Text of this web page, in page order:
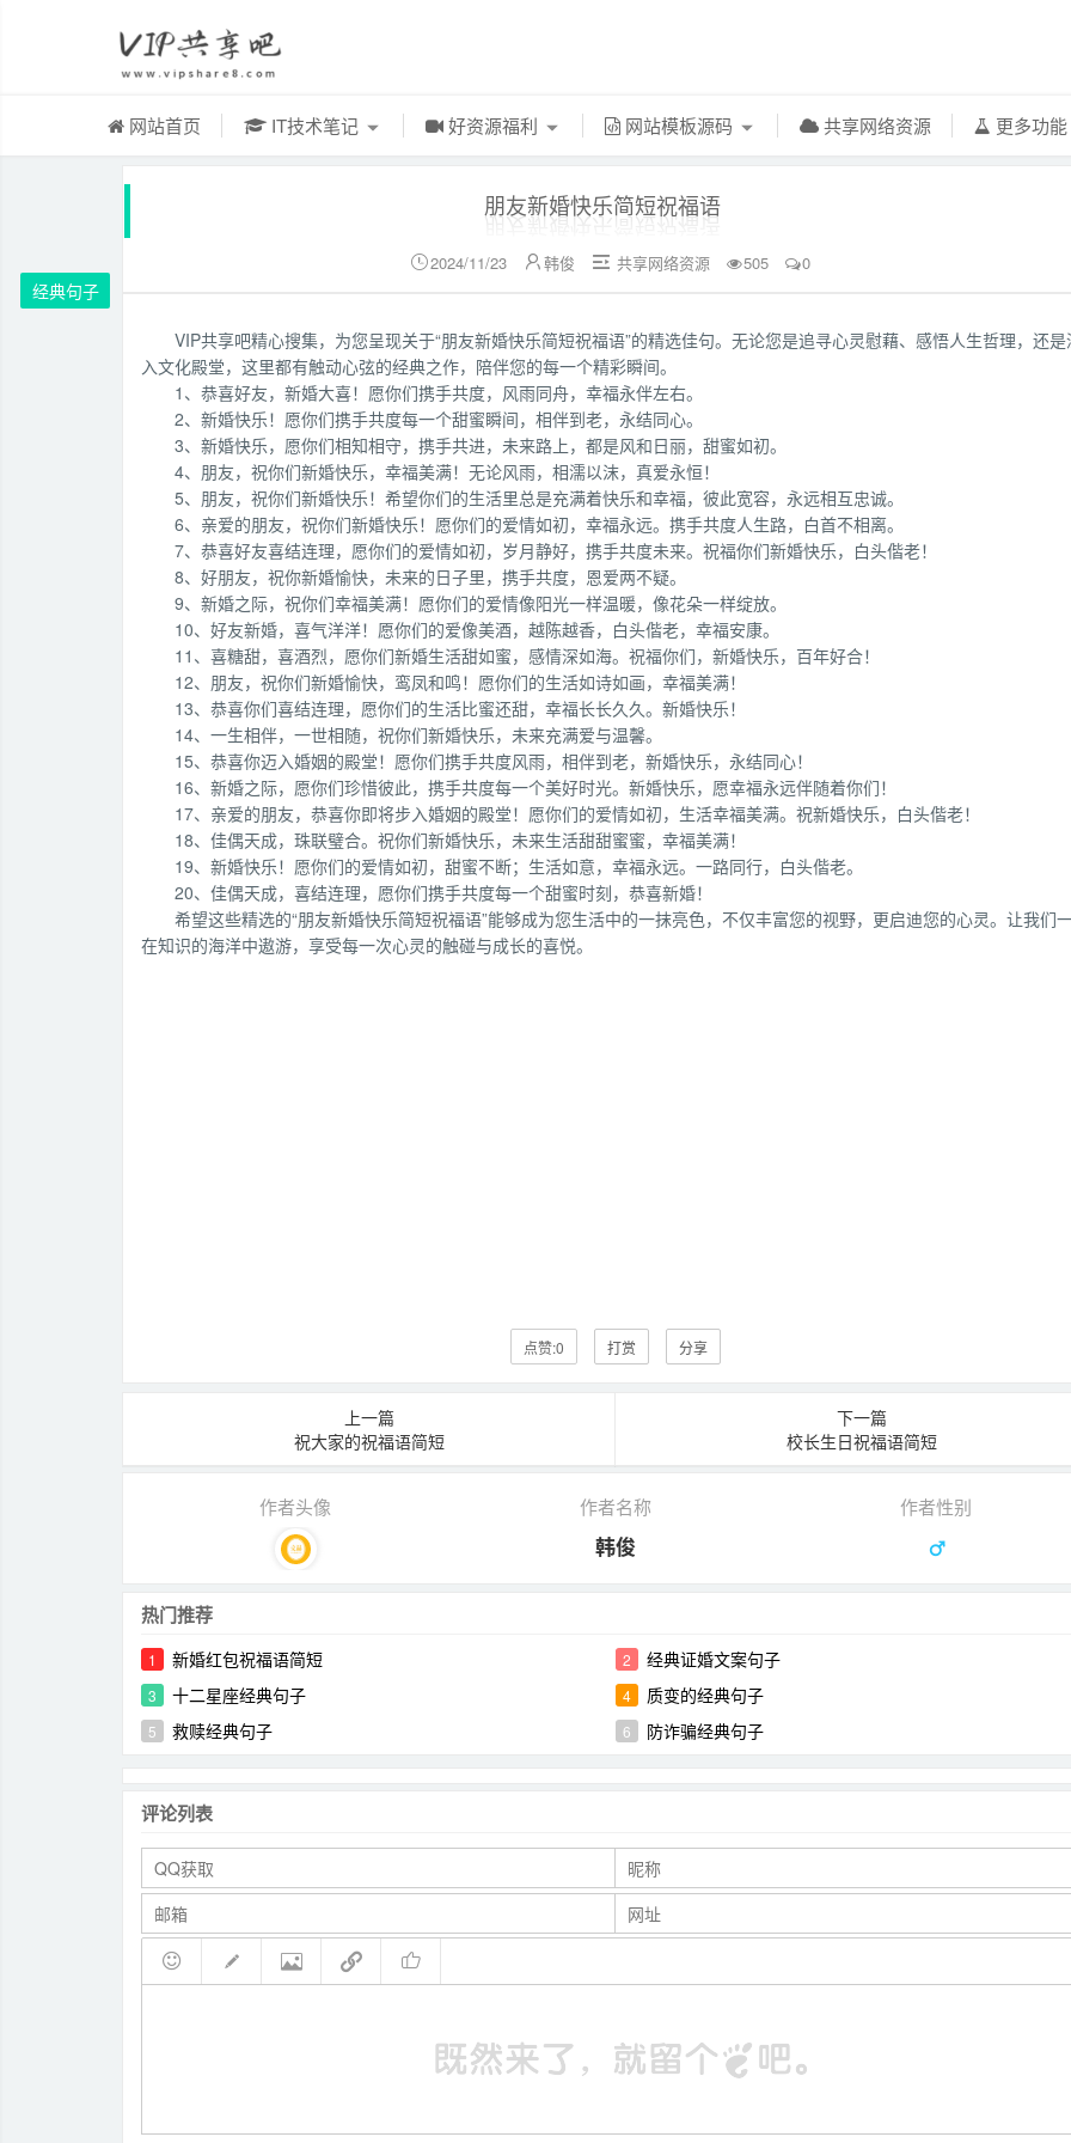
网站首页 IT技术笔记 好资源福利 网站模板源码 共享网络资源 更多功能
经典句子
朋友新婚快乐简短祝福语
2024/11/23 韩俊  共享网络资源 505 0
VIP共享吧精心搜集，为您呈现关于“朋友新婚快乐简短祝福语”的精选佳句。无论您是追寻心灵慰藉、感悟人生哲理，还是
入文化殿堂，这里都有触动心弦的经典之作，陪伴您的每一个精彩瞬间。
1、恭喜好友，新婚大喜！愿你们携手共度，风雨同舟，幸福永伴左右。
2、新婚快乐！愿你们携手共度每一个甜蜜瞬间，相伴到老，永结同心。
3、新婚快乐，愿你们相知相守，携手共进，未来路上，都是风和日丽，甜蜜如初。
4、朋友，祝你们新婚快乐，幸福美满！无论风雨，相濡以沫，真爱永恒！
5、朋友，祝你们新婚快乐！希望你们的生活里总是充满着快乐和幸福，彼此宽容，永远相互忠诚。
6、亲爱的朋友，祝你们新婚快乐！愿你们的爱情如初，幸福永远。携手共度人生路，白首不相离。
7、恭喜好友喜结连理，愿你们的爱情如初，岁月静好，携手共度未来。祝福你们新婚快乐，白头偕老！
8、好朋友，祝你新婚愉快，未来的日子里，携手共度，恩爱两不疑。
9、新婚之际，祝你们幸福美满！愿你们的爱情像阳光一样温暖，像花朵一样绽放。
10、好友新婚，喜气洋洋！愿你们的爱像美酒，越陈越香，白头偕老，幸福安康。
11、喜糖甜，喜酒烈，愿你们新婚生活甜如蜜，感情深如海。祝福你们，新婚快乐，百年好合！
12、朋友，祝你们新婚愉快，鸾凤和鸣！愿你们的生活如诗如画，幸福美满！
13、恭喜你们喜结连理，愿你们的生活比蜜还甜，幸福长长久久。新婚快乐！
14、一生相伴，一世相随，祝你们新婚快乐，未来充满爱与温馨。
15、恭喜你迈入婚姻的殿堂！愿你们携手共度风雨，相伴到老，新婚快乐，永结同心！
16、新婚之际，愿你们珍惜彼此，携手共度每一个美好时光。新婚快乐，愿幸福永远伴随着你们！
17、亲爱的朋友，恭喜你即将步入婚姻的殿堂！愿你们的爱情如初，生活幸福美满。祝新婚快乐，白头偕老！
18、佳偶天成，珠联璧合。祝你们新婚快乐，未来生活甜甜蜜蜜，幸福美满！
19、新婚快乐！愿你们的爱情如初，甜蜜不断；生活如意，幸福永远。一路同行，白头偕老。
20、佳偶天成，喜结连理，愿你们携手共度每一个甜蜜时刻，恭喜新婚！
希望这些精选的“朋友新婚快乐简短祝福语”能够成为您生活中的一抹亮色，不仅丰富您的视野，更启迪您的心灵。让我们
在知识的海洋中遨游，享受每一次心灵的触碰与成长的喜悦。
点赞:0 打赏 分享
上一篇
祝大家的祝福语简短
下一篇
校长生日祝福语简短
作者头像 作者名称 作者性别
韩俊
热门推荐
1 新婚红包祝福语简短 2 经典证婚文案句子
3 十二星座经典句子 4 质变的经典句子
5 救赎经典句子 6 防诈骗经典句子
评论列表